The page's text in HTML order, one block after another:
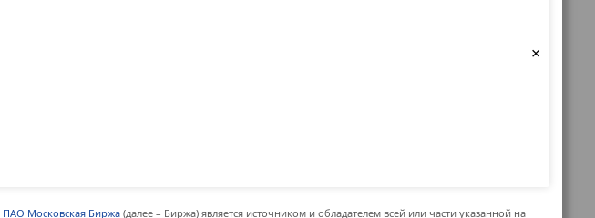
×
ПАО Московская Биржа (далее – Биржа) является источником и обладателем всей или части указанной на